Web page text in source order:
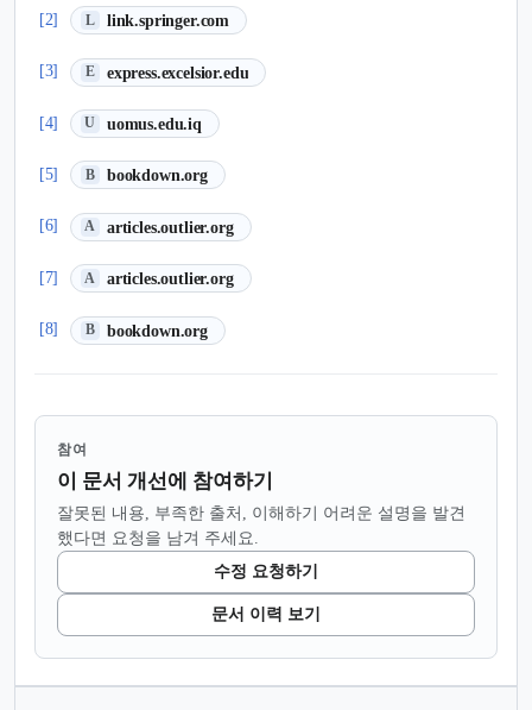
[2] L link.springer.com
(새 탭에서 열림)
[3] E express.excelsior.edu
(새 탭에서 열림)
[4] U uomus.edu.iq
(새 탭에서 열림)
[5] B bookdown.org
(새 탭에서 열림)
[6] A articles.outlier.org
(새 탭에서 열림)
[7] A articles.outlier.org
(새 탭에서 열림)
[8] B bookdown.org
(새 탭에서 열림)
참여
이 문서 개선에 참여하기
잘못된 내용, 부족한 출처, 이해하기 어려운 설명을 발견
했다면 요청을 남겨 주세요.
수정 요청하기
문서 이력 보기